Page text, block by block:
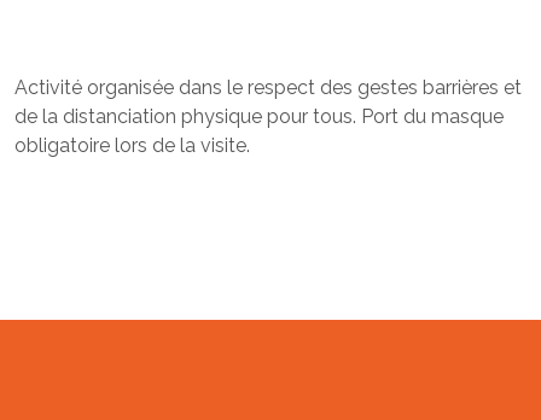
Activité organisée dans le respect des gestes barrières et
de la distanciation physique pour tous. Port du masque
obligatoire lors de la visite.